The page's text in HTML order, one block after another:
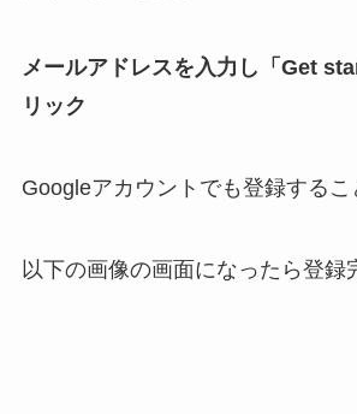
メールアドレスを入力し「Get
リック
Googleアカウントでも登録するこ
以下の画像の画面になったら登録